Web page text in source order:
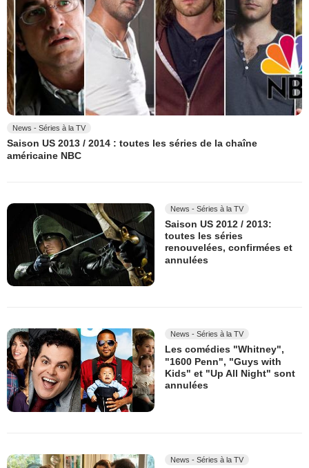
News - Séries à la TV
Saison US 2013 / 2014 : toutes les séries de la chaîne
américaine NBC
News - Séries à la TV
Saison US 2012 / 2013:
toutes les séries
renouvelées, confirmées et
annulées
News - Séries à la TV
Les comédies "Whitney",
"1600 Penn", "Guys with
Kids" et "Up All Night" sont
annulées
News - Séries à la TV